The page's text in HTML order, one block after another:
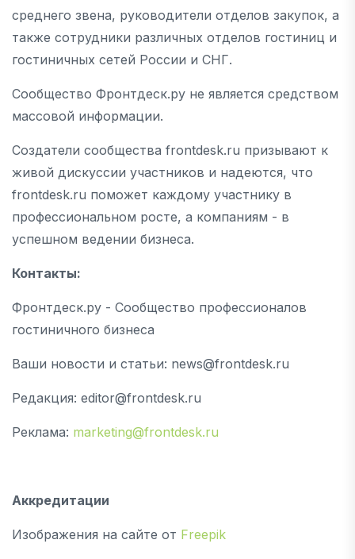
среднего звена, руководители отделов закупок, а
также сотрудники различных отделов гостиниц и
гостиничных сетей России и СНГ.
Сообщество Фронтдеск.ру не является средством
массовой информации.
Создатели сообщества frontdesk.ru призывают к
живой дискуссии участников и надеются, что
frontdesk.ru поможет каждому участнику в
профессиональном росте, а компаниям - в
успешном ведении бизнеса.
Контакты:
Фронтдеск.ру - Сообщество профессионалов
гостиничного бизнеса
Ваши новости и статьи: news@frontdesk.ru
Редакция: editor@frontdesk.ru
Реклама: marketing@frontdesk.ru
Аккредитации
Изображения на сайте от Freepik